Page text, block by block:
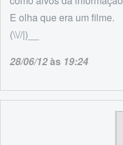
E olha que era um filme.
(\\//|)__
28/06/12às 19:24